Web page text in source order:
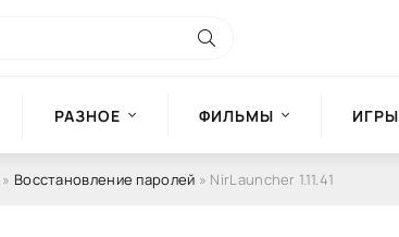
РАЗНОЕ ФИЛЬМЫ ИГРЫ
» Восстановление паролей » NirLauncher 1.11.41